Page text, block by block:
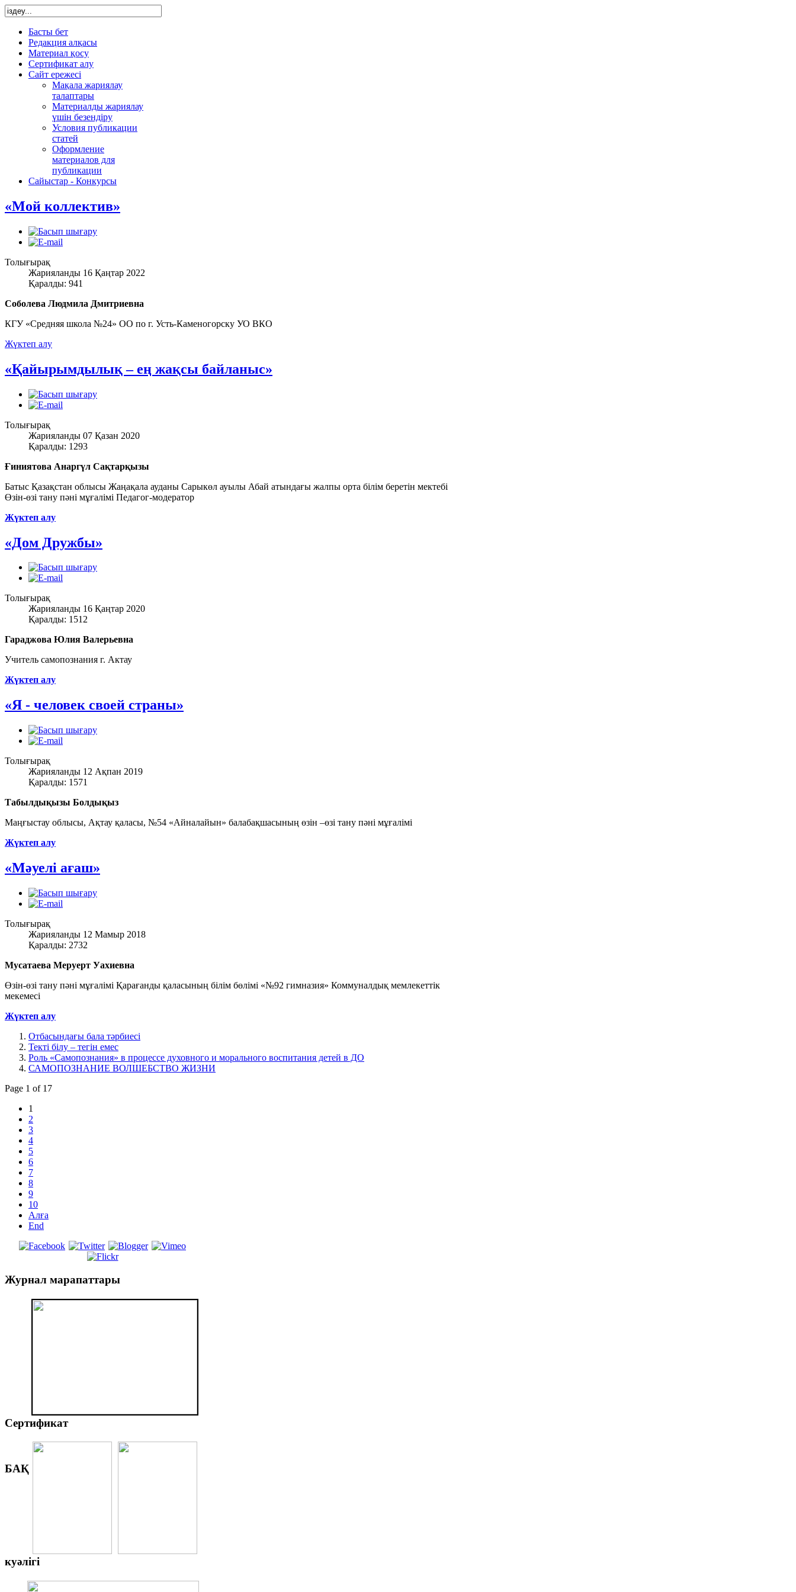
Басты бет
Редакция алқасы
Материал қосу
Сертификат алу
Сайт ережесі
Мақала жариялау
талаптары
Материалды жариялау
үшін безендіру
Условия публикации
статей
Оформление
материалов для
публикации
Сайыстар - Конкурсы
«Мой коллектив»
Толығырақ
Жарияланды 16 Қаңтар 2022
Қаралды: 941
Соболева Людмила Дмитриевна
КГУ «Средняя школа №24» ОО по г. Усть-Каменогорску УО ВКО
Жүктеп алу
«Қайырымдылық – ең жақсы байланыс»
Толығырақ
Жарияланды 07 Қазан 2020
Қаралды: 1293
Ғиниятова Анаргүл Сақтарқызы
Батыс Қазақстан облысы Жаңақала ауданы Сарыкөл ауылы Абай атындағы жалпы орта білім беретін мектебі
Өзін-өзі тану пәні мұғалімі Педагог-модератор
Жүктеп алу
«Дом Дружбы»
Толығырақ
Жарияланды 16 Қаңтар 2020
Қаралды: 1512
Гараджова Юлия Валерьевна
Учитель самопознания г. Актау
Жүктеп алу
«Я - человек своей страны»
Толығырақ
Жарияланды 12 Ақпан 2019
Қаралды: 1571
Табылдықызы Болдықыз
Маңғыстау облысы, Ақтау қаласы, №54 «Айналайын» балабақшасының өзін –өзі тану пәні мұғалімі
Жүктеп алу
«Мәуелі ағаш»
Толығырақ
Жарияланды 12 Мамыр 2018
Қаралды: 2732
Мусатаева Меруерт Уахиевна
Өзін-өзі тану пәні мұғалімі Қарағанды қаласының білім бөлімі «№92 гимназия» Коммуналдық мемлекеттік
мекемесі
Жүктеп алу
Отбасындағы бала тәрбиесі
Текті білу – тегін емес
Роль «Самопознания» в процессе духовного и морального воспитания детей в ДО
САМОПОЗНАНИЕ ВОЛШЕБСТВО ЖИЗНИ
Page 1 of 17
1
2
3
4
5
6
7
8
9
10
Алға
End
Журнал марапаттары
Сертификат
БАҚ
куәлігі